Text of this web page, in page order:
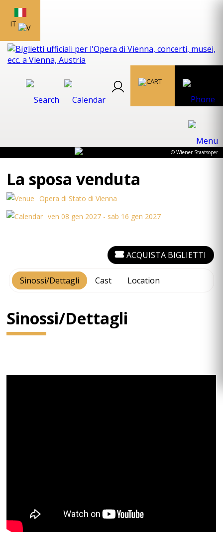
IT
© Wiener Staatsoper
La sposa venduta
Opera di Stato di Vienna
ven 08 gen 2027 - sab 16 gen 2027
Sinossi/Dettagli Cast Location
ACQUISTA BIGLIETTI
Sinossi/Dettagli